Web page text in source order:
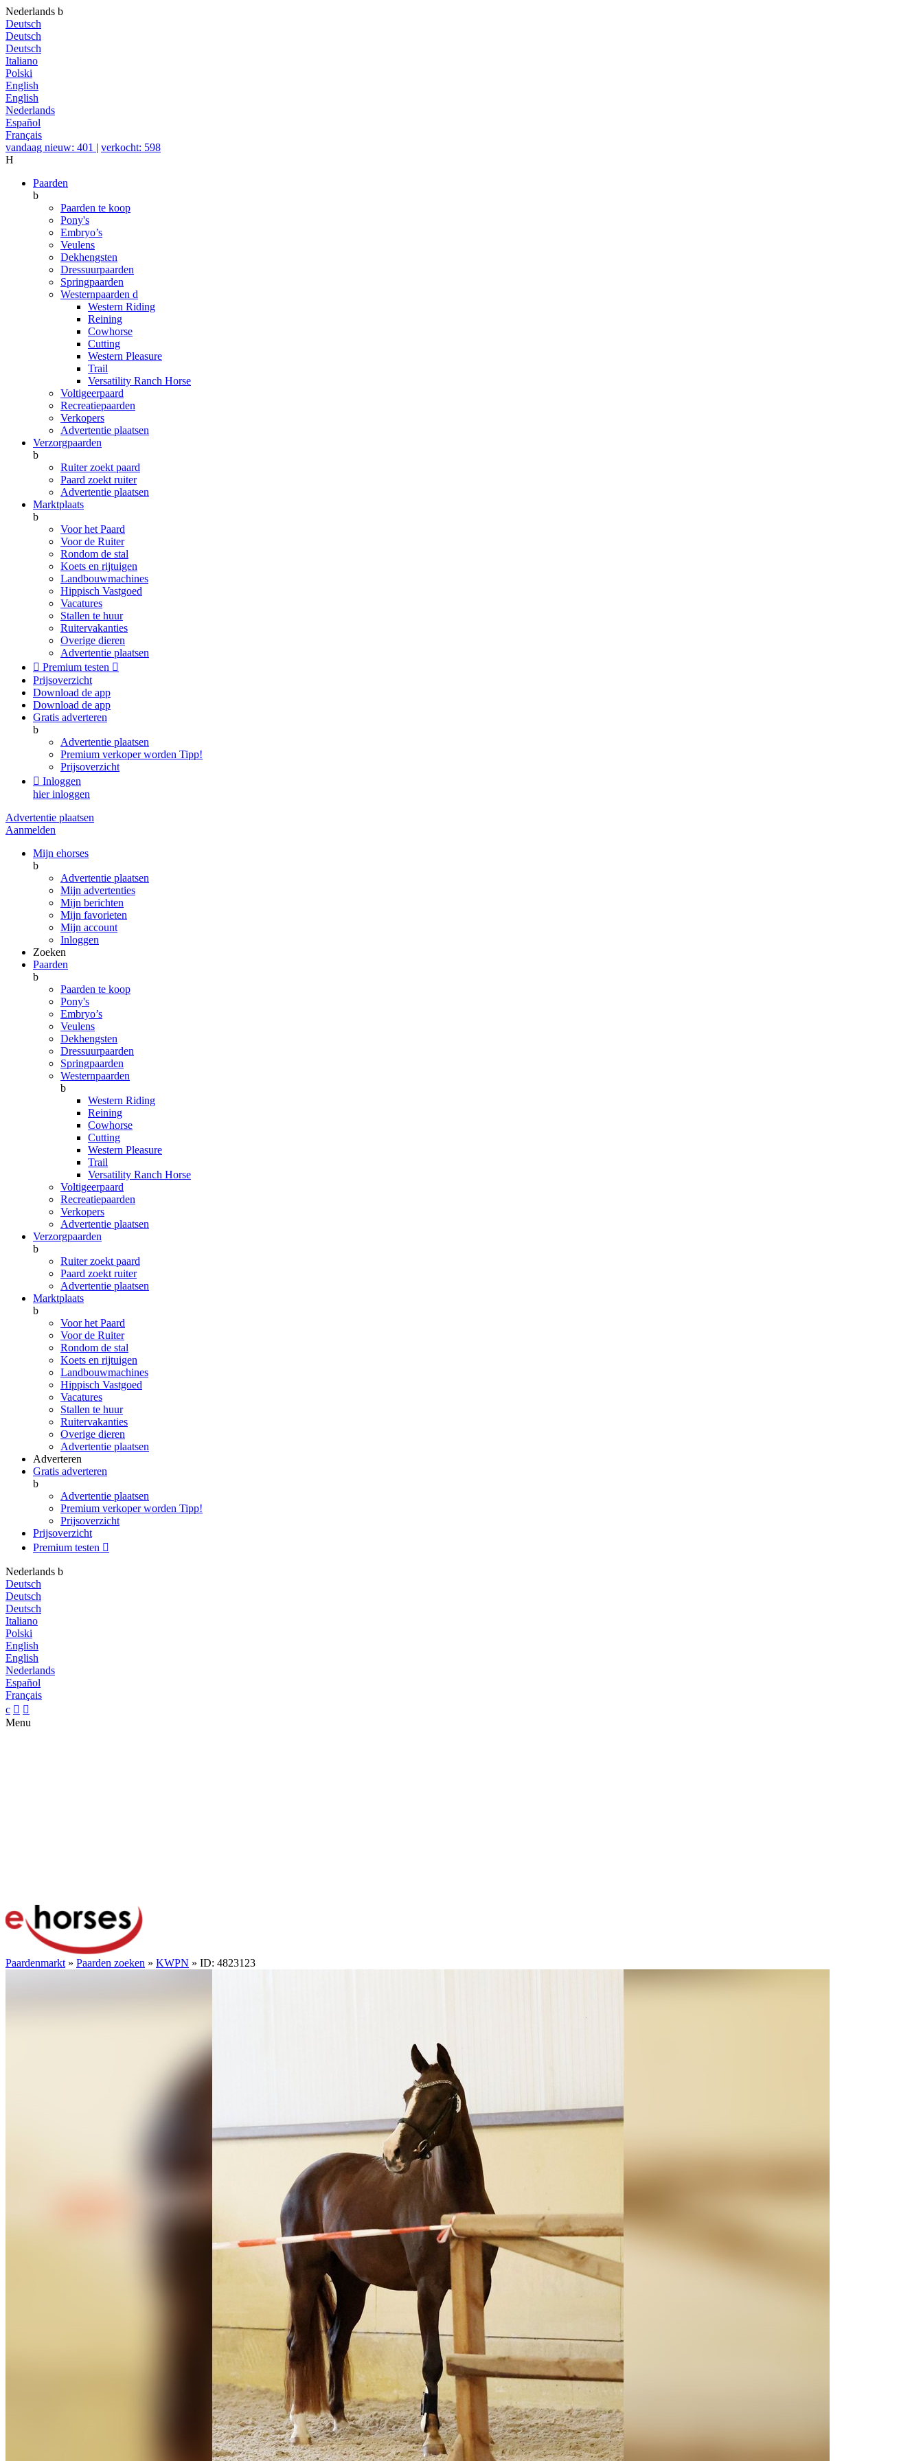
Nederlands b
Deutsch
Deutsch
Deutsch
Italiano
Polski
English
English
Nederlands
Español
Français
vandaag nieuw: 401 | verkocht: 598
H
Paarden
b
Paarden te koop
Pony's
Embryo’s
Veulens
Dekhengsten
Dressuurpaarden
Springpaarden
Westernpaarden d
Western Riding
Reining
Cowhorse
Cutting
Western Pleasure
Trail
Versatility Ranch Horse
Voltigeerpaard
Recreatiepaarden
Verkopers
Advertentie plaatsen
Verzorgpaarden
b
Ruiter zoekt paard
Paard zoekt ruiter
Advertentie plaatsen
Marktplaats
b
Voor het Paard
Voor de Ruiter
Rondom de stal
Koets en rijtuigen
Landbouwmachines
Hippisch Vastgoed
Vacatures
Stallen te huur
Ruitervakanties
Overige dieren
Advertentie plaatsen
 Premium testen 
Prijsoverzicht
Download de app
Download de app
Gratis adverteren
b
Advertentie plaatsen
Premium verkoper worden Tipp!
Prijsoverzicht
 Inloggen
hier inloggen
Advertentie plaatsen
Aanmelden
Mijn ehorses
b
Advertentie plaatsen
Mijn advertenties
Mijn berichten
Mijn favorieten
Mijn account
Inloggen
Zoeken
Paarden
b
Paarden te koop
Pony's
Embryo’s
Veulens
Dekhengsten
Dressuurpaarden
Springpaarden
Westernpaarden
b
Western Riding
Reining
Cowhorse
Cutting
Western Pleasure
Trail
Versatility Ranch Horse
Voltigeerpaard
Recreatiepaarden
Verkopers
Advertentie plaatsen
Verzorgpaarden
b
Ruiter zoekt paard
Paard zoekt ruiter
Advertentie plaatsen
Marktplaats
b
Voor het Paard
Voor de Ruiter
Rondom de stal
Koets en rijtuigen
Landbouwmachines
Hippisch Vastgoed
Vacatures
Stallen te huur
Ruitervakanties
Overige dieren
Advertentie plaatsen
Adverteren
Gratis adverteren
b
Advertentie plaatsen
Premium verkoper worden Tipp!
Prijsoverzicht
Prijsoverzicht
Premium testen 
Nederlands b
Deutsch
Deutsch
Deutsch
Italiano
Polski
English
English
Nederlands
Español
Français
c  
Menu
Paardenmarkt » Paarden zoeken » KWPN » ID: 4823123